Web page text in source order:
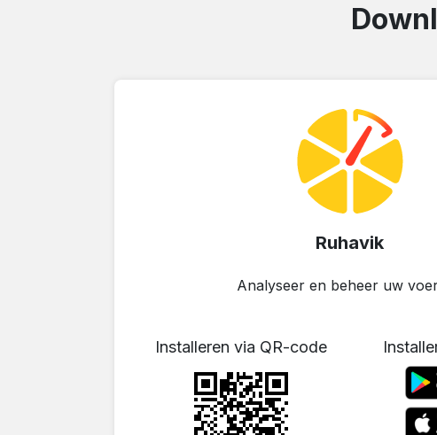
Ruhavik
Analyseer en beheer uw
Installeren via QR-code